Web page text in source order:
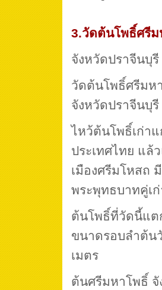
3.วัดต้นโพธิ์ศรีม
จังหวัดปราจีนบุรี
วัดต้นโพธิ์ศรีมห
จังหวัดปราจีนบุรี
ไหว้ต้นโพธิ์เก่า
ประเทศไทย แล้
เมืองศรีมโหสถ
พระพุทธบาทคู่เ
ต้นโพธิ์ที่วัดนี้แต
ขนาดรอบลำต้น
เมตร
ต้นศรีมหาโพธิ์